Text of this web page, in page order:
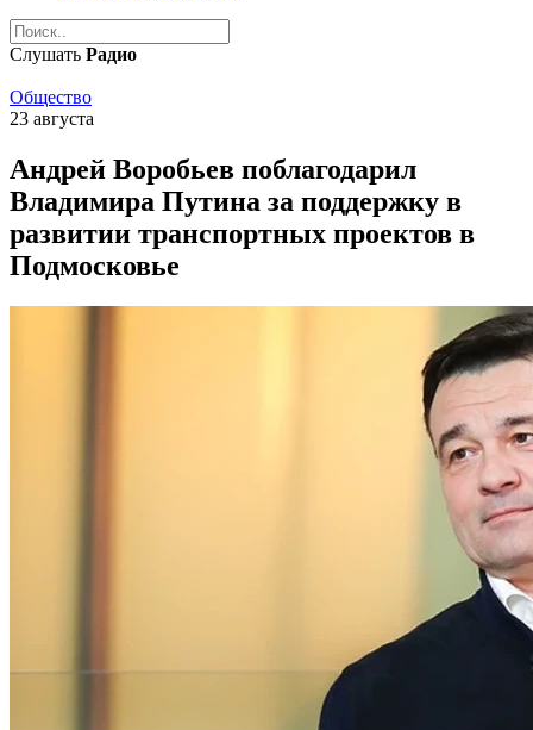
Слушать Радио
Общество
23 августа
Андрей Воробьев поблагодарил
Владимира Путина за поддержку в
развитии транспортных проектов в
Подмосковье